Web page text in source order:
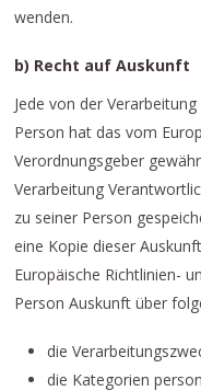
wenden.
b) Recht auf Auskunft
Jede von der
Person hat das vom
Verordnungsgeber
Verarbeitung
zu seiner Person
eine Kopie dieser
Europäische Richtlinien-
Person Auskunft über
die
die Kategorien